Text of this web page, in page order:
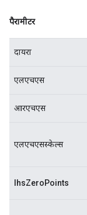
पैरामीटर
दायरा
एलएचएस
आरएचएस
एलएचएसस्केल्स
lhsZeroPoints